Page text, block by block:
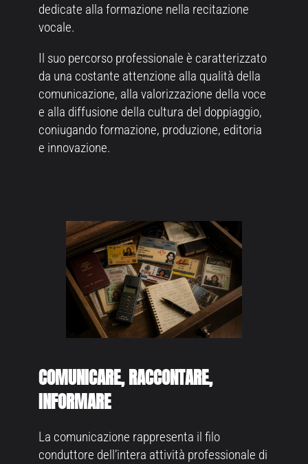
dedicate alla formazione nella recitazione
vocale.
Il suo percorso professionale è caratterizzato
da una costante attenzione alla qualità della
comunicazione, alla valorizzazione della voce
e alla diffusione della cultura del doppiaggio,
coniugando formazione, produzione, editoria
e innovazione.
COMUNICARE, RACCONTARE,
INFORMARE
La comunicazione rappresenta il filo
conduttore dell’intera attività professionale di